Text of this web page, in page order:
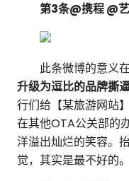
第3条@携程 @
此条微博的意义
升级为逗比的品牌撕
行们给【某旅游网站
在其他OTA公关部的
洋溢出灿烂的笑容。
觉，其实是最不好的。